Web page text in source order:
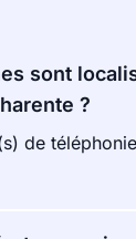
sont
?
de